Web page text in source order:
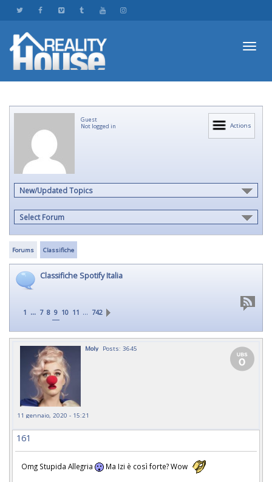
Actions
Guest
Not logged in
New/Updated Topics
Select Forum
Forums Classifiche
Classifiche Spotify Italia
1 ... 7 8 9 10 11 … 742
Moly Posts: 3645
11 gennaio, 2020 - 15:21
161
Omg Stupida Allegria Ma Izi è così forte? Wow